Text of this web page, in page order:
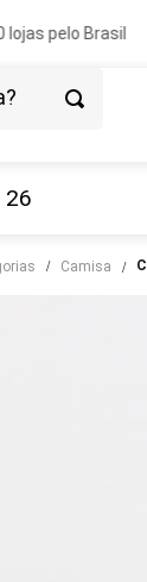
pelo Brasil
26
camisa